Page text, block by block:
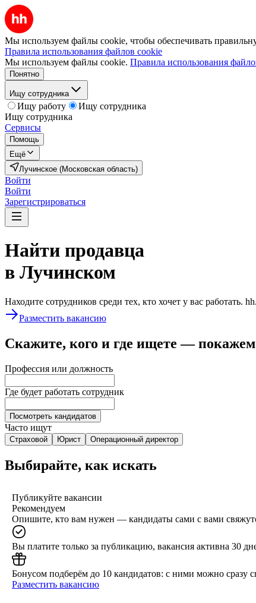
Мы используем файлы cookie, чтобы обеспечивать
Правила использования файлов cookie
Мы используем файлы cookie. Правила использования
Понятно
Ищу сотрудника
Ищу работу
Ищу сотрудника
Ищу сотрудника
Сервисы
Помощь
Ещё
Лучинское (Московская область)
Войти
Войти
Зарегистрироваться
Найти продавца
в Лучинском
Находите сотрудников среди тех, кто хочет у вас работать.
Разместить вакансию
Скажите, кого и где ищете — покажем
Профессия или должность
Где будет работать сотрудник
Посмотреть кандидатов
Часто ищут
Страховой Юрист Операционный директор
Выбирайте, как искать
Публикуйте вакансии
Рекомендуем
Опишите, кто вам нужен — кандидаты сами с вами
Вы платите только за публикацию, вакансия активна 30
Бонусом подберём до 10 кандидатов: с ними можно сразу
Разместить вакансию